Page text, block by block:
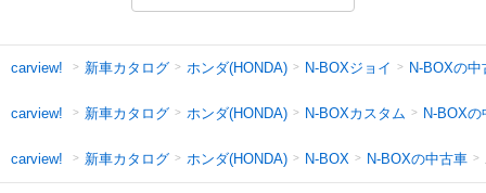
carview! 新車カタログ ホンダ(HONDA) N-BOXジョイ N-BOXの中
carview! 新車カタログ ホンダ(HONDA) N-BOXカスタム N-BOXの
carview! 新車カタログ ホンダ(HONDA) N-BOX N-BOXの中古車